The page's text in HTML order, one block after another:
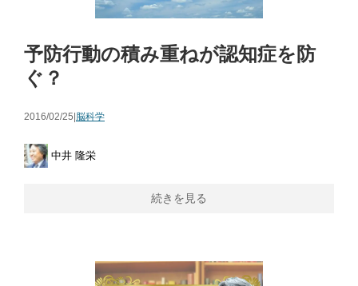
予防行動の積み重ねが認知症を防
ぐ？
2016/02/25|脳科学
中井 隆栄
続きを見る